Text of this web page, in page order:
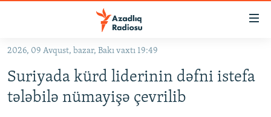
Əsas
qayıt
Əsas
#İZAHLA
2026, 09 Avqust, bazar, Bakı vaxtı 19:49
Suriyada kürd liderinin dəfni istefa
tələbilə nümayişə çevrilib